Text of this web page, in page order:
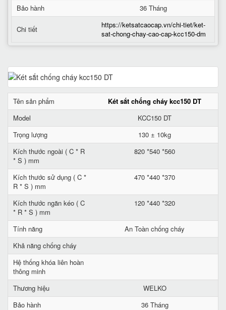
Bảo hành
36 Tháng
Chi tiết
https://ketsatcaocap.vn/chi-tiet/ket-
sat-chong-chay-cao-cap-kcc150-dm
Tên sản phẩm
Két sắt chống cháy kcc150 DT
Model
KCC150 DT
Trọng lượng
130 ± 10kg
Kích thước ngoài ( C * R
* S ) mm
820 *540 *560
Kích thước sử dụng ( C *
R * S ) mm
470 *440 *370
Kích thước ngăn kéo ( C
* R * S ) mm
120 *440 *320
Tính năng
An Toàn chống cháy
Khả năng chống cháy
Hệ thống khóa liên hoàn
thông minh
Thương hiệu
WELKO
Bảo hành
36 Tháng